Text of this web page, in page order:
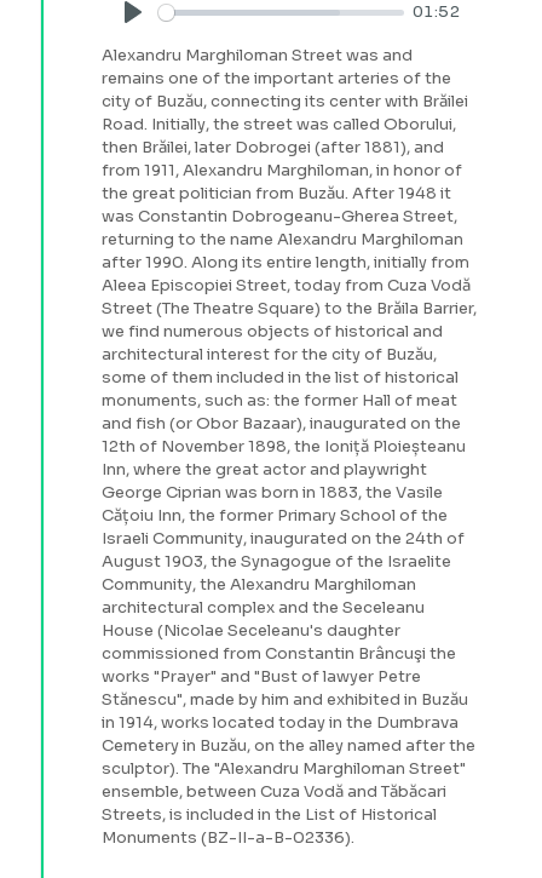
Play
01:52
Alexandru Marghiloman Street was and
remains one of the important arteries of the
city of Buzău, connecting its center with Brăilei
Road. Initially, the street was called Oborului,
then Brăilei, later Dobrogei (after 1881), and
from 1911, Alexandru Marghiloman, in honor of
the great politician from Buzău. After 1948 it
was Constantin Dobrogeanu-Gherea Street,
returning to the name Alexandru Marghiloman
after 1990. Along its entire length, initially from
Aleea Episcopiei Street, today from Cuza Vodă
Street (The Theatre Square) to the Brăila Barrier,
we find numerous objects of historical and
architectural interest for the city of Buzău,
some of them included in the list of historical
monuments, such as: the former Hall of meat
and fish (or Obor Bazaar), inaugurated on the
12th of November 1898, the Ioniță Ploieșteanu
Inn, where the great actor and playwright
George Ciprian was born in 1883, the Vasile
Cățoiu Inn, the former Primary School of the
Israeli Community, inaugurated on the 24th of
August 1903, the Synagogue of the Israelite
Community, the Alexandru Marghiloman
architectural complex and the Seceleanu
House (Nicolae Seceleanu's daughter
commissioned from Constantin Brâncuşi the
works "Prayer" and "Bust of lawyer Petre
Stănescu", made by him and exhibited in Buzău
in 1914, works located today in the Dumbrava
Cemetery in Buzău, on the alley named after the
sculptor). The "Alexandru Marghiloman Street"
ensemble, between Cuza Vodă and Tăbăcari
Streets, is included in the List of Historical
Monuments (BZ-II-a-B-02336).